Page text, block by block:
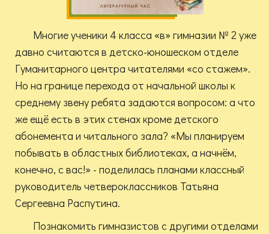
Многие ученики 4 класса «в» гимназии № 2 уже
давно считаются в детско-юношеском отделе
Гуманитарного центра читателями «со стажем».
Но на границе перехода от начальной школы к
среднему звену ребята задаются вопросом: а что
же ещё есть в этих стенах кроме детского
абонемента и читального зала? «Мы планируем
побывать в областных библиотеках, а начнём,
конечно, с вас!» - поделилась планами классный
руководитель четвероклассников Татьяна
Сергеевна Распутина.
Познакомить гимназистов с другими отделами